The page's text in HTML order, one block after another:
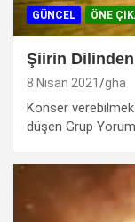
GÜNCEL ÖNE
Şiirin Dilinden
8 Nisan 2021 gha
Konser
düşen Grup